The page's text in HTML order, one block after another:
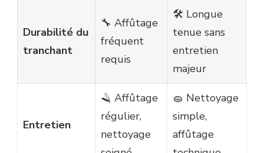
Durabilité du
tranchant
🔧 Affûtage
fréquent
requis
🛠️ Longue
tenue sans
entretien
majeur
Entretien
🪒 Affûtage
régulier,
nettoyage
🧽 Nettoyage
simple,
affûtage